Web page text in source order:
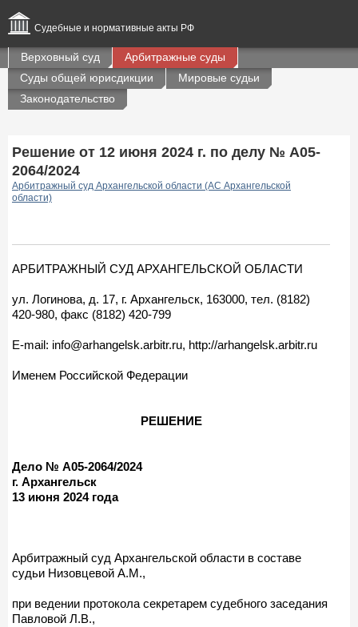
Судебные и нормативные акты РФ
Верховный суд
Арбитражные суды
Суды общей юрисдикции
Мировые судьи
Законодательство
Решение от 12 июня 2024 г. по делу № А05-
2064/2024
Арбитражный суд Архангельской области (АС Архангельской
области)
АРБИТРАЖНЫЙ СУД АРХАНГЕЛЬСКОЙ ОБЛАСТИ
ул. Логинова, д. 17, г. Архангельск, 163000, тел. (8182)
420-980, факс (8182) 420-799
E-mail: info@arhangelsk.arbitr.ru, http://arhangelsk.arbitr.ru
Именем Российской Федерации
РЕШЕНИЕ
Дело № А05-2064/2024
г. Архангельск
13 июня 2024 года
Арбитражный суд Архангельской области в составе
судьи Низовцевой А.М.,
при ведении протокола секретарем судебного заседания
Павловой Л.В.,